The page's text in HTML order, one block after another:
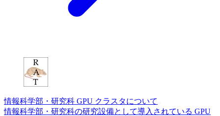
情報科学部・研究科 GPU クラスタについて
情報科学部・研究科の研究設備として導入されている GPU